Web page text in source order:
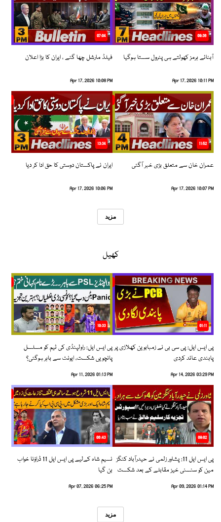
08:36
آبنائے ہرمز کھولتے ہی پٹرول سستا ہوگیا
Apr 17, 2026 10:11 PM
07:04
فیلڈ مارشل چھا گئے ، ایران کا بڑا اعلان
Apr 17, 2026 10:08 PM
11:52
عمران خان سے متعلق بڑی خبر آگئی
Apr 17, 2026 10:07 PM
13:34
ایران نے پاکستان دوستی کا حق ادا کر دیا
Apr 17, 2026 10:06 PM
مزید
کھیل
01:11
پی ایس ایل: پی سی بی نے زمبابوین کھلاڑی پر
پابندی عائد کردی
Apr 14, 2026 03:29 PM
10:33
پی ایس ایل: راولپنڈی کی ٹیم کو مسلسل
پانچویں شکست، ایونٹ سے باہر ہوگئی؟
Apr 11, 2026 01:13 PM
09:02
پی ایس ایل 11: پشاور زلمی نے حیدرآباد کنگز
مین کو سنسنی خیز مقابلے کے بعد شکست
Apr 09, 2026 01:14 PM
06:43
نسیم شاہ کےلیے پی ایس ایل 11 ڈراؤنا خواب
بن گیا
Apr 07, 2026 06:25 PM
مزید